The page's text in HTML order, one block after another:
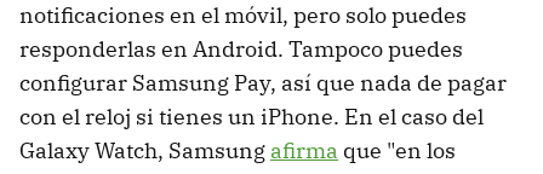
notificaciones en el móvil, pero solo puedes
responderlas en Android. Tampoco puedes
configurar Samsung Pay, así que nada de pagar
con el reloj si tienes un iPhone. En el caso del
Galaxy Watch, Samsung afirma que "en los